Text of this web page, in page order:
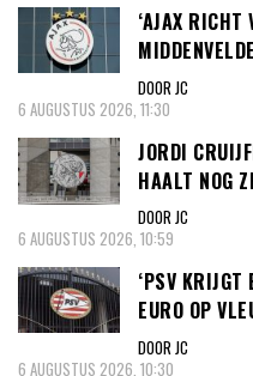
‘AJAX
DOOR JC
6 AUGUSTUS 2026, 11:30
JORDI
HAALT NOG
DOOR JC
6 AUGUSTUS 2026, 10:59
‘PSV KRIJGT
EURO OP
DOOR JC
6 AUGUSTUS 2026, 10:30